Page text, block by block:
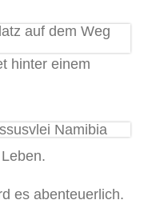
hinter einem
es abenteuerlich.